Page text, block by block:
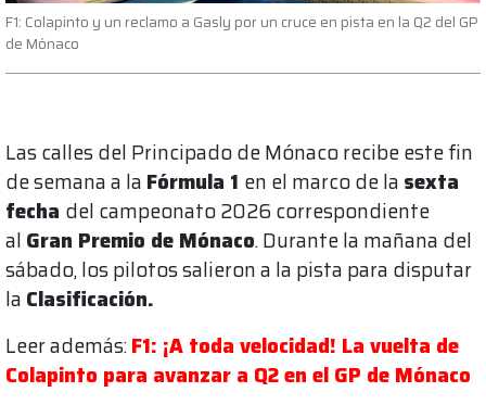
F1: Colapinto y un reclamo a Gasly por un cruce en pista en la Q2 del GP
de Mónaco
Las calles del Principado de Mónaco recibe este fin
de semana a la Fórmula 1 en el marco de la sexta
fecha del campeonato 2026 correspondiente
al Gran Premio de Mónaco. Durante la mañana del
sábado, los pilotos salieron a la pista para disputar
la Clasificación.
Leer además:F1: ¡A toda velocidad! La vuelta de
Colapinto para avanzar a Q2 en el GP de Mónaco